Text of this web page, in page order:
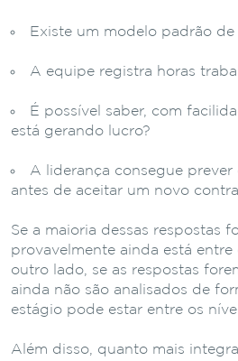
Existe um modelo padrão de
A equipe registra horas
É possível saber, com
está gerando lucro?
A liderança consegue
antes de aceitar um novo
Se a maioria dessas respostas
provavelmente ainda está entre
outro lado, se as respostas
ainda não são analisados de
estágio pode estar entre os
Além disso, quanto mais